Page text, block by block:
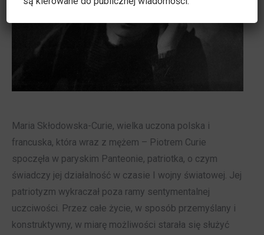
Maria Skłodowska-Curie, wielka uczona polska i
francuska, która wraz z mężem – Piotrem Curie
spoczęła w paryskim Panteonie, patriotka, o czym
świadczy jej działalność w czasie I wojny światowej. Jej
patriotyzm wykraczał poza ramy sentymentalnej
uczciwości. Przez całe życie, w sposób przemyślany i
konstruktywny, w miarę możliwości starała się służyć